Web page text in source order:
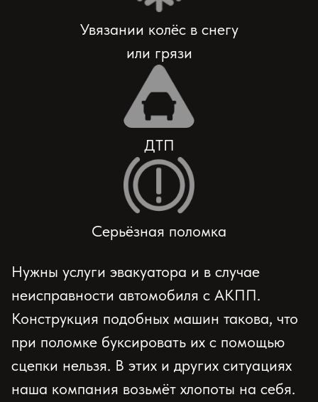
Увязании колёс в снегу
или грязи
ДТП
Серьёзная поломка
Нужны услуги эвакуатора и в случае
неисправности автомобиля с АКПП.
Конструкция подобных машин такова, что
при поломке буксировать их с помощью
сцепки нельзя. В этих и других ситуациях
наша компания возьмёт хлопоты на себя.